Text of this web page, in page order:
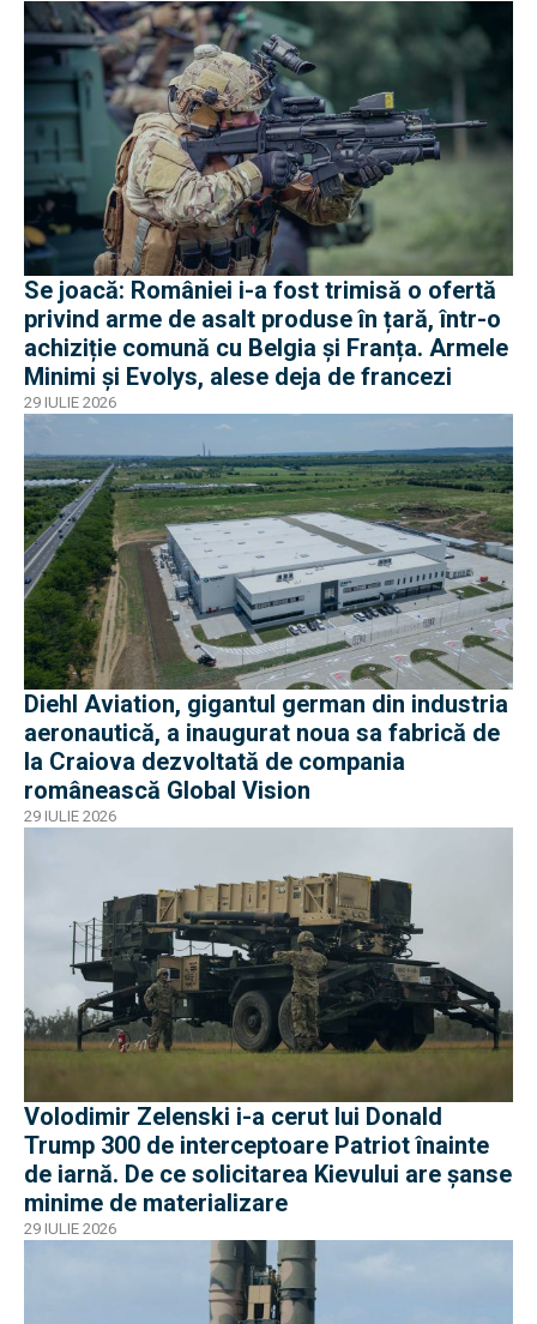
Se joacă: României i-a fost trimisă o ofertă
privind arme de asalt produse în țară, într-o
achiziție comună cu Belgia și Franța. Armele
Minimi și Evolys, alese deja de francezi
29 IULIE 2026
Diehl Aviation, gigantul german din industria
aeronautică, a inaugurat noua sa fabrică de
la Craiova dezvoltată de compania
românească Global Vision
29 IULIE 2026
Volodimir Zelenski i-a cerut lui Donald
Trump 300 de interceptoare Patriot înainte
de iarnă. De ce solicitarea Kievului are șanse
minime de materializare
29 IULIE 2026